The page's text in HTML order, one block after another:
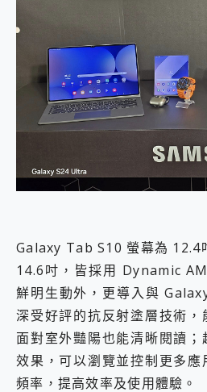
Galaxy Tab S10 螢幕為 12.4
14.6吋，皆採用 Dynamic
鮮明生動外，更導入與
深受好評的抗反射塗層技術，
面對室外豔陽也能清晰閱讀
效果，可以瀏覽並控制更多
頻率，提高效率及使用體驗。